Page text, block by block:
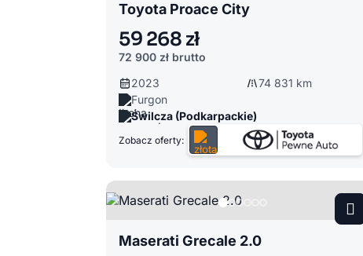
Toyota Proace City
59 268 zł
72 900 zł brutto
2023
74 831 km
Furgon
Świlcza (Podkarpackie)
Zobacz oferty:
Maserati Grecale 2.0